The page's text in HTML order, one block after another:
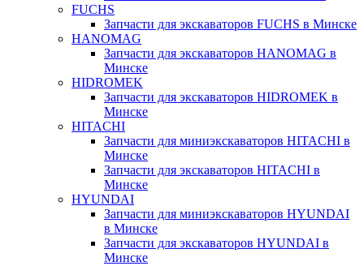
FUCHS
Запчасти для экскаваторов FUCHS в Минске
HANOMAG
Запчасти для экскаваторов HANOMAG в
Минске
HIDROMEK
Запчасти для экскаваторов HIDROMEK в
Минске
HITACHI
Запчасти для миниэкскаваторов HITACHI в
Минске
Запчасти для экскаваторов HITACHI в
Минске
HYUNDAI
Запчасти для миниэкскаваторов HYUNDAI
в Минске
Запчасти для экскаваторов HYUNDAI в
Минске